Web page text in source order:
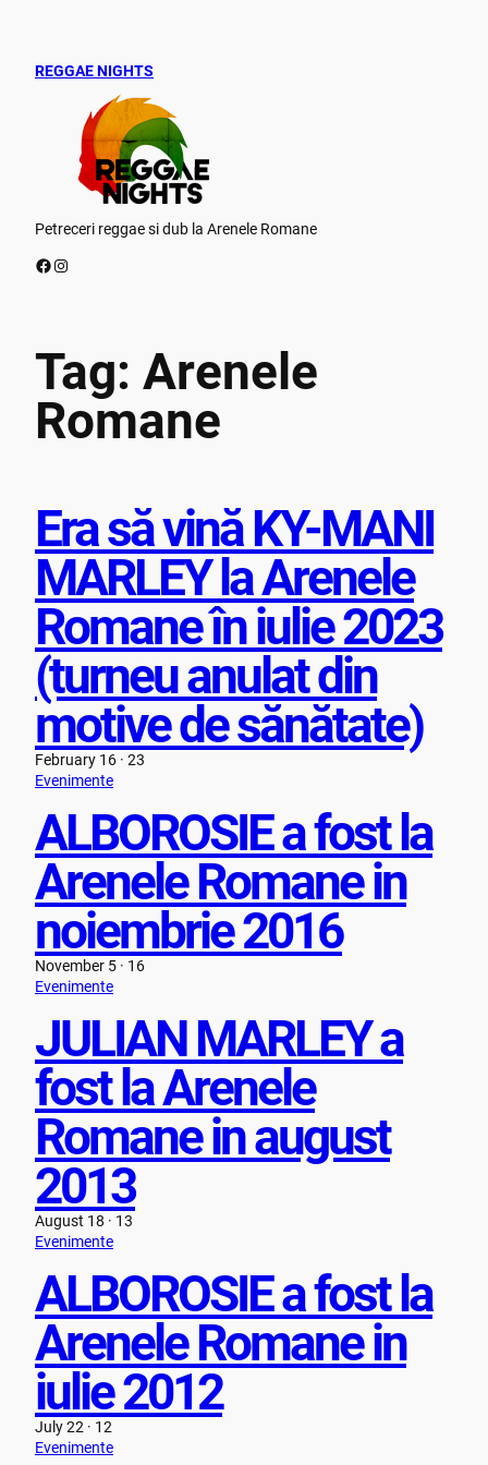
content
REGGAE NIGHTS
Petreceri reggae si dub la Arenele Romane
Facebook Instagram
Tag: Arenele
Romane
Era să vină KY-MANI
MARLEY la Arenele
Romane în iulie 2023
(turneu anulat din
motive de sănătate)
February 16 · 23
Evenimente
ALBOROSIE a fost la
Arenele Romane in
noiembrie 2016
November 5 · 16
Evenimente
JULIAN MARLEY a
fost la Arenele
Romane in august
2013
August 18 · 13
Evenimente
ALBOROSIE a fost la
Arenele Romane in
iulie 2012
July 22 · 12
Evenimente